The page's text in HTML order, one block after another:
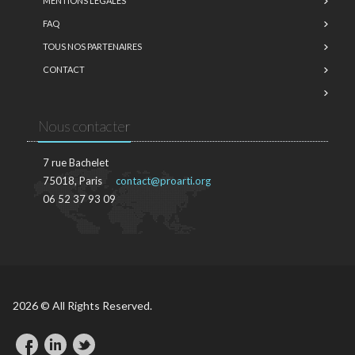
FAQ
TOUS NOS PARTENAIRES
CONTACT
Nous contacter
7 rue Bachelet
75018, Paris
06 52 37 93 09
contact@proarti.org
2026 © All Rights Reserved.